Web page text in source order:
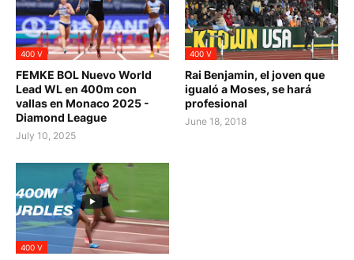
400 V
FEMKE BOL Nuevo World
Lead WL en 400m con
vallas en Monaco 2025 -
Diamond League
July 10, 2025
400 V
Rai Benjamin, el joven que
igualó a Moses, se hará
profesional
June 18, 2018
400 V